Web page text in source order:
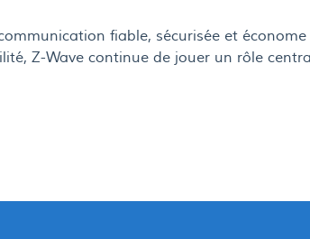
fiable, sécurisée et économe
Z-Wave continue de jouer un rôle